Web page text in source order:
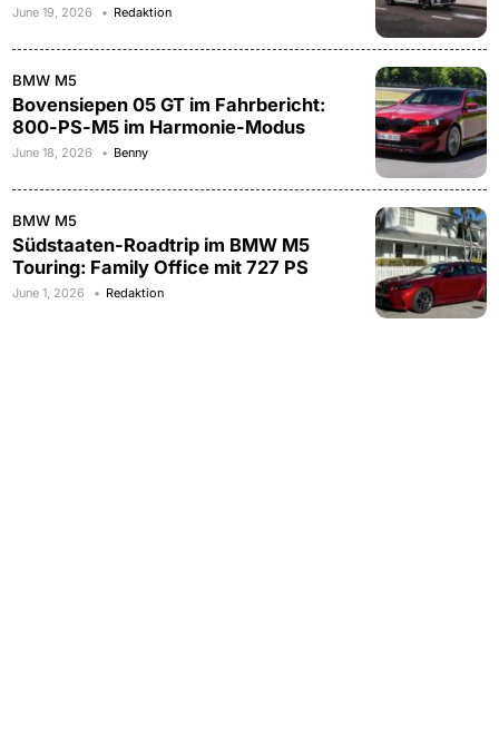
June 19, 2026 Redaktion
BMW M5
Bovensiepen 05 GT im Fahrbericht:
800-PS-M5 im Harmonie-Modus
June 18, 2026 Benny
BMW M5
Südstaaten-Roadtrip im BMW M5
Touring: Family Office mit 727 PS
June 1, 2026 Redaktion